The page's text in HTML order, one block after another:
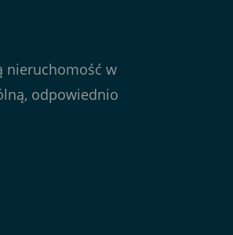
nieruchomość w
odpowiednio